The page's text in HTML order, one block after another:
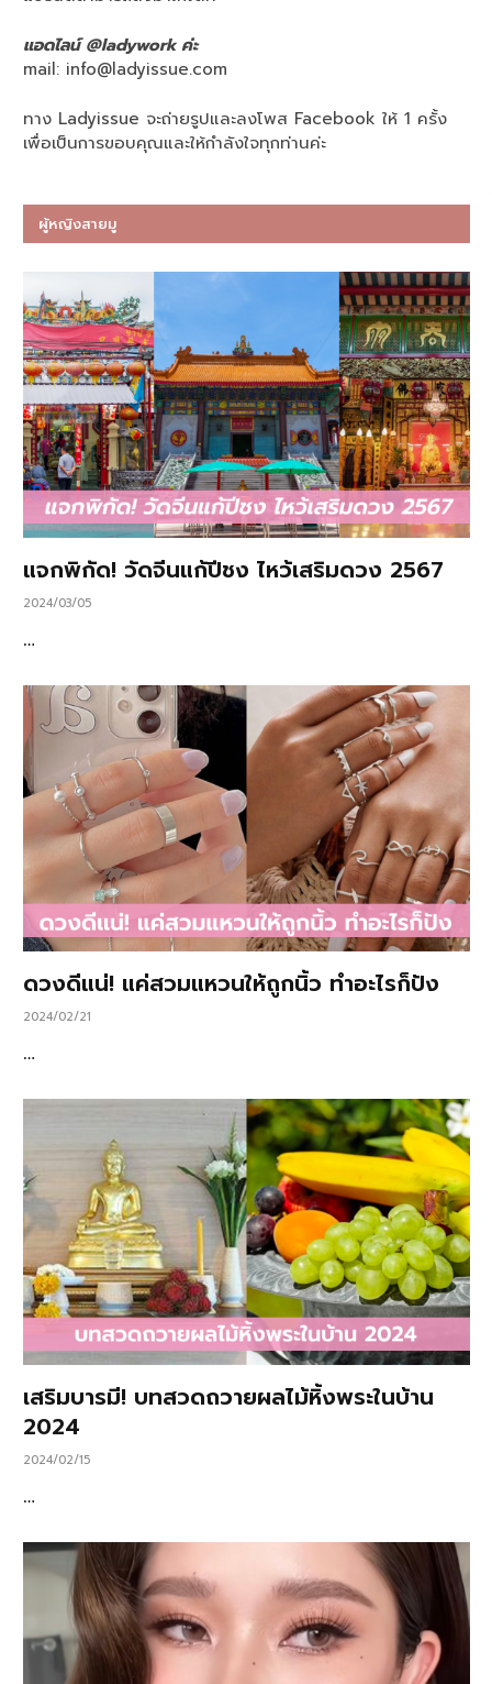
แอดไลน์ @ladywork ค่ะ
mail: info@ladyissue.com
ทาง Ladyissue จะถ่ายรูปและลงโพส Facebook ให้ 1 ครั้ง
เพื่อเป็นการขอบคุณและให้กำลังใจทุกท่านค่ะ
ผู้หญิงสายมู
แจกพิกัด! วัดจีนแก้ปีชง ไหว้เสริมดวง 2567
2024/03/05
…
ดวงดีแน่! แค่สวมแหวนให้ถูกนิ้ว ทำอะไรก็ปัง
2024/02/21
…
เสริมบารมี! บทสวดถวายผลไม้หิ้งพระในบ้าน
2024
2024/02/15
…